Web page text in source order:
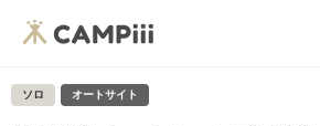
ソロ オートサイト